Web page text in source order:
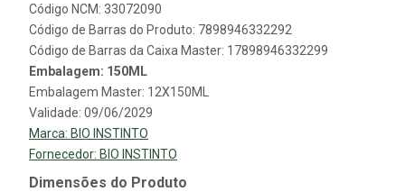
Código NCM: 33072090
Código de Barras do Produto: 7898946332292
Código de Barras da Caixa Master: 17898946332299
Embalagem: 150ML
Embalagem Master: 12X150ML
Validade: 09/06/2029
Marca: BIO INSTINTO
Fornecedor: BIO INSTINTO
Dimensões do Produto